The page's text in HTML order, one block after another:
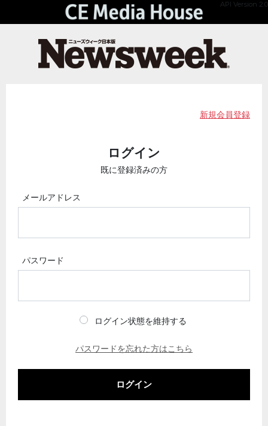
API Version 2.0
新規会員登録
ログイン
既に登録済みの方
メールアドレス
パスワード
ログイン状態を維持する
パスワードを忘れた方はこちら
ログイン